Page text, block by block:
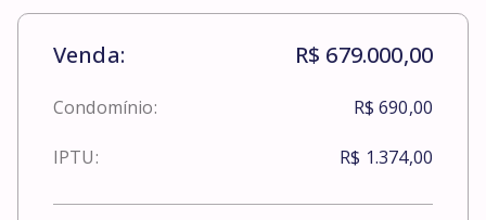
Venda: R$ 679.000,00
Condomínio: R$ 690,00
IPTU: R$ 1.374,00